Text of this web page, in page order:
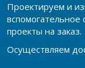
Проектируем и
проекты на заказ.
Осуществляем